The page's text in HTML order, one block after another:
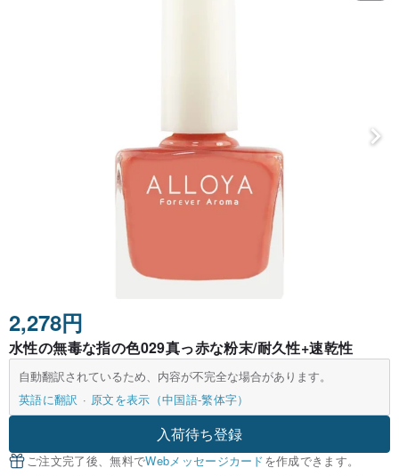
2,278円
水性の無毒な指の色029真っ赤な粉末/耐久性+速乾性
自動翻訳されているため、内容が不完全な場合があります。
英語に翻訳
原文を表示（中国語-繁体字）
入荷待ち登録
ご注文完了後、無料でWebメッセージカードを作成できます。